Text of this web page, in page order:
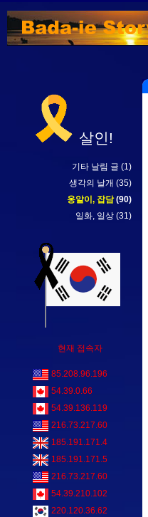
살인!
기타 날림 글 (1)
생각의 날개 (35)
옹알이, 잡담 (90)
일화, 일상 (31)
현재 접속자
85.208.96.196
54.39.0.66
54.39.136.119
216.73.217.60
185.191.171.4
185.191.171.5
216.73.217.60
54.39.210.102
220.120.36.62